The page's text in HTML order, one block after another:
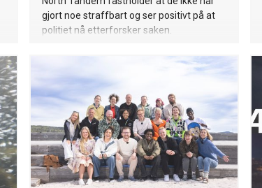
gjort noe straffbart og ser positivt på at
politiet nå etterforsker saken.